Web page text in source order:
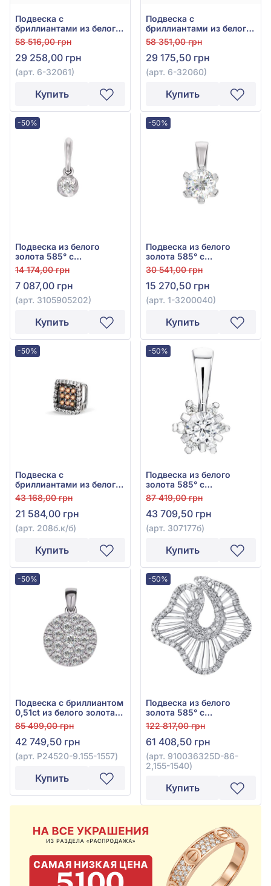
Подвеска с
бриллиантами из белого
золота 585° с синим
сапфиром 0,49ct и
бриллиантом 0,24ct, арт.
6-32061
58 516,00 грн
29 258,00 грн
(арт. 6-32061)
Купить
Подвеска с
бриллиантами из белого
золота 585° с синим
сапфиром 0,52ct и
бриллиантом 0,23ct, арт.
6-32060
58 351,00 грн
29 175,50 грн
(арт. 6-32060)
Купить
-50%
Подвеска из белого
золота 585° с
бриллиантом 0,07ct, арт.
3105905202
14 174,00 грн
7 087,00 грн
(арт. 3105905202)
Купить
-50%
Подвеска из белого
золота 585° с
бриллиантом 0,15ct, арт.
1-3200040
30 541,00 грн
15 270,50 грн
(арт. 1-3200040)
Купить
-50%
Подвеска с
бриллиантами из белого
золота 585°, прозрачный
бриллиант 0,072ct,
коричневый бриллиант
0,144ct, арт. 208б.к/б
43 168,00 грн
21 584,00 грн
(арт. 208б.к/б)
Купить
-50%
Подвеска из белого
золота 585° с
бриллиантом 0,363ct,
арт. 307177б
87 419,00 грн
43 709,50 грн
(арт. 307177б)
Купить
-50%
Подвеска с бриллиантом
0,51ct из белого золота
585°, арт. P24520-9.155-
1557
85 499,00 грн
42 749,50 грн
(арт. P24520-9.155-1557)
Купить
-50%
Подвеска из белого
золота 585° с
бриллиантом 0,41ct, арт.
910036325D-86-2,155-
1540
122 817,00 грн
61 408,50 грн
(арт. 910036325D-86-
2,155-1540)
Купить